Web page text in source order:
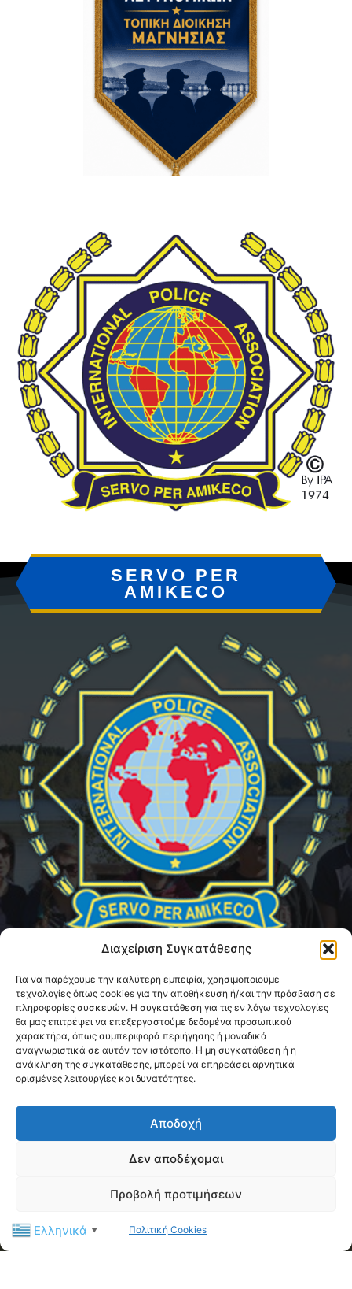
Διαχείριση Συγκατάθεσης
Για να παρέχουμε την καλύτερη εμπειρία, χρησιμοποιούμε
τεχνολογίες όπως cookies για την αποθήκευση ή/και την πρόσβαση σε
πληροφορίες συσκευών. Η συγκατάθεση για τις εν λόγω τεχνολογίες
θα μας επιτρέψει να επεξεργαστούμε δεδομένα προσωπικού
χαρακτήρα, όπως συμπεριφορά περιήγησης ή μοναδικά
αναγνωριστικά σε αυτόν τον ιστότοπο. Η μη συγκατάθεση ή η
ανάκληση της συγκατάθεσης, μπορεί να επηρεάσει αρνητικά
ορισμένες λειτουργίες και δυνατότητες.
Αποδοχή
Δεν αποδέχομαι
Προβολή προτιμήσεων
Πολιτική Cookies
SERVO PER
AMIKECO
ABOUT US
Η Διεθνής Ένωση Αστυνομικών (I.P.A.) - Τοπική Διοίκηση
Μαγνησίας αποτελεί ένα μη κερδοσκοπικό σωματείο με
στόχο την καλλιέργεια κοινωνικών, πολιτιστικών και
παγκόσμιο σύνθημα «Servo per Amikeco» (Υπηρετώ δια της
ipamagnesia@gmail.com
FOLLOW US
Ελληνικά ▼